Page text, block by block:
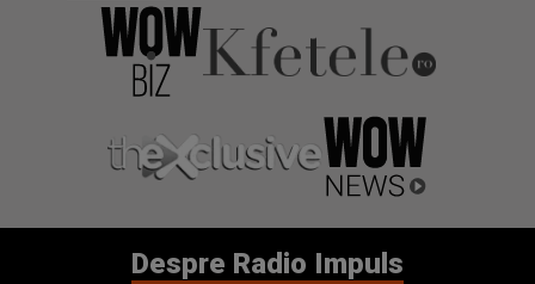
Despre Radio Impuls